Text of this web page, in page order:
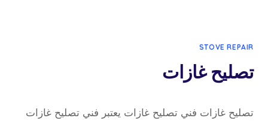
STOVE REPAIR
تصليح غازات
admin
تصليح غازات فني تصليح غازات يعتبر فني تصليح غازات